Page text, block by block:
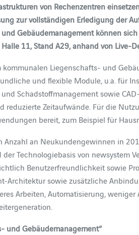
von Rechenzentren
zur vollständigen Erledigung der
Gebäudemanagement können
11, Stand A29, anhand von Live-
Liegenschafts- und
und flexible Module, u.a. für
Schadstoffmanagement sowie
reduzierte Zeitaufwände. Für die
bereit, zum Beispiel für
Anzahl an Neukundengewinnen in
Technologiebasis von newsystem
Benutzerfreundlichkeit sowie
Architektur sowie zusätzliche
Arbeiten, Automatisierung,
und Gebäudemanagement“